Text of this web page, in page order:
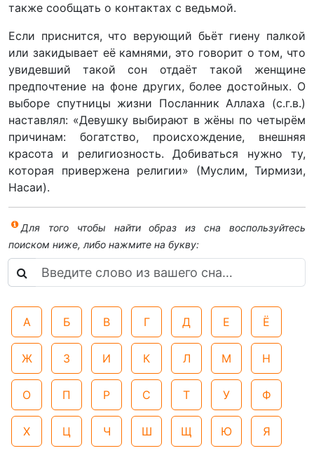
также сообщать о контактах с ведьмой.
Если приснится, что верующий бьёт гиену палкой
или закидывает её камнями, это говорит о том, что
увидевший такой сон отдаёт такой женщине
предпочтение на фоне других, более достойных. О
выборе спутницы жизни Посланник Аллаха (с.г.в.)
наставлял: «Девушку выбирают в жёны по четырём
причинам: богатство, происхождение, внешняя
красота и религиозность. Добиваться нужно ту,
которая привержена религии» (Муслим, Тирмизи,
Насаи).
Для того чтобы найти образ из сна воспользуйтесь
поиском ниже, либо нажмите на букву:
А Б В Г Д Е Ё
Ж З И К Л М Н
О П Р С Т У Ф
Х Ц Ч Ш Щ Ю Я